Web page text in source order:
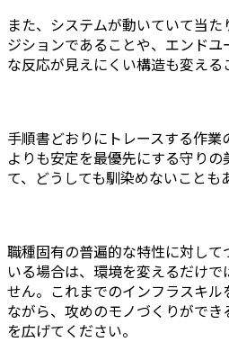
また、システムが動いていて当た
ジションであることや、エンドユ
な反応が見えにくい構造も変える
手順書どおりにトレースする作業
よりも安定を最優先にする守りの
て、どうしても馴染めないことも
職種固有の普遍的な特性に対して
いる場合は、環境を変えるだけで
せん。これまでのインフラスキル
ながら、攻めのモノづくりができ
を広げてください。